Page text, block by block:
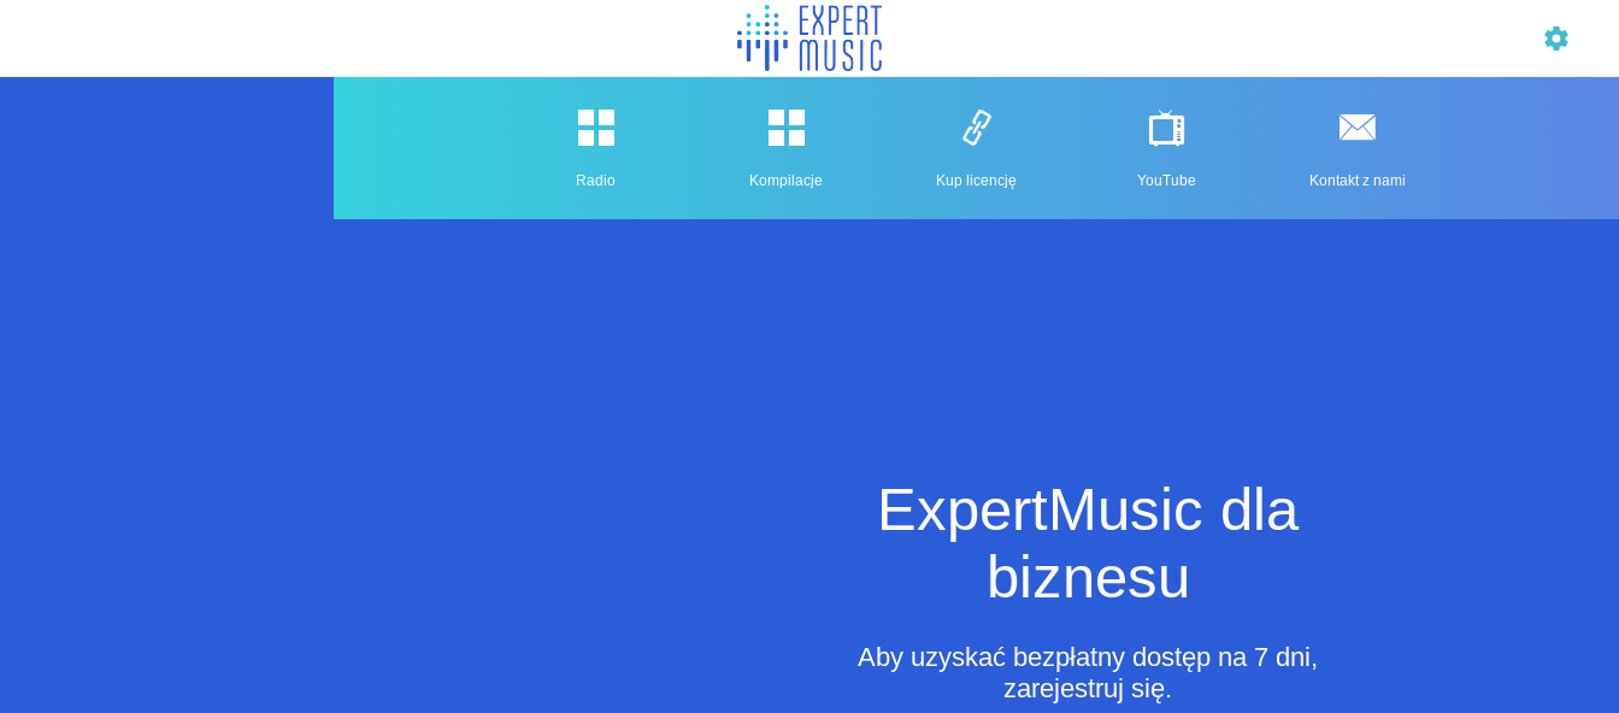
Radio Kompilacje Kup licencję YouTube Kontakt z nami
ExpertMusic dla
biznesu
Aby uzyskać bezpłatny dostęp na 7 dni,
zarejestruj się.